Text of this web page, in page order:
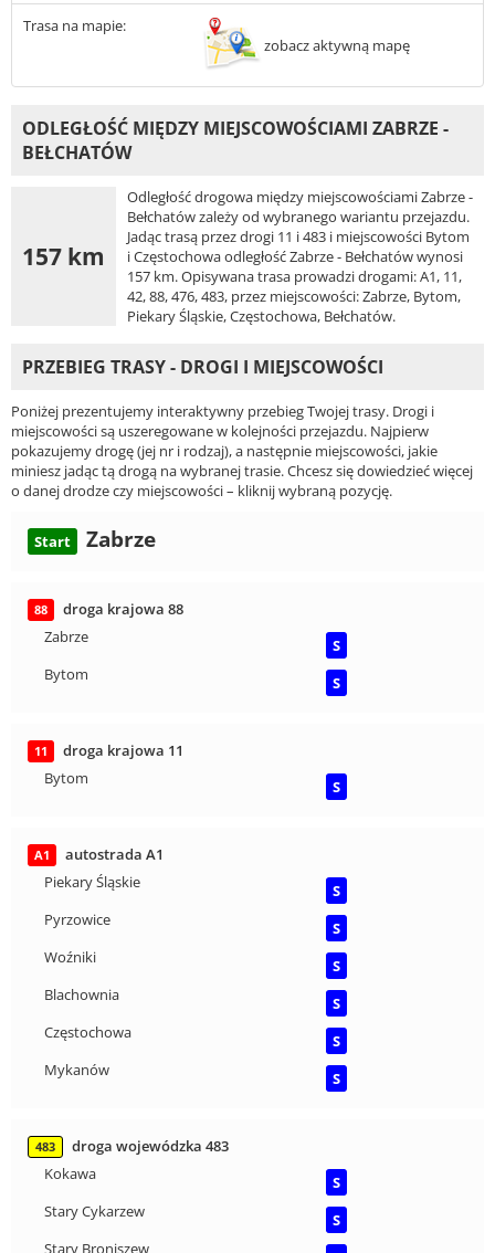
Trasa na mapie:
zobacz aktywną mapę
ODLEGŁOŚĆ MIĘDZY MIEJSCOWOŚCIAMI ZABRZE -
BEŁCHATÓW
157 km
Odległość drogowa między miejscowościami Zabrze -
Bełchatów zależy od wybranego wariantu przejazdu.
Jadąc trasą przez drogi 11 i 483 i miejscowości Bytom
i Częstochowa odległość Zabrze - Bełchatów wynosi
157 km. Opisywana trasa prowadzi drogami: A1, 11,
42, 88, 476, 483, przez miejscowości: Zabrze, Bytom,
Piekary Śląskie, Częstochowa, Bełchatów.
PRZEBIEG TRASY - DROGI I MIEJSCOWOŚCI
Poniżej prezentujemy interaktywny przebieg Twojej trasy. Drogi i
miejscowości są uszeregowane w kolejności przejazdu. Najpierw
pokazujemy drogę (jej nr i rodzaj), a następnie miejscowości, jakie
miniesz jadąc tą drogą na wybranej trasie. Chcesz się dowiedzieć więcej
o danej drodze czy miejscowości – kliknij wybraną pozycję.
Start Zabrze
88
droga krajowa 88
Zabrze
S
Bytom
S
11
droga krajowa 11
Bytom
S
A1
autostrada A1
Piekary Śląskie
S
Pyrzowice
S
Woźniki
S
Blachownia
S
Częstochowa
S
Mykanów
S
483
droga wojewódzka 483
Kokawa
S
Stary Cykarzew
S
Stary Broniszew